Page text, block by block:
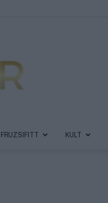
FRUZSIFITT KULT